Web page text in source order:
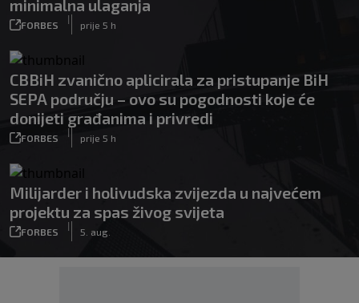
minimalna ulaganja
FORBES
|
prije 5 h
CBBiH zvanično aplicirala za pristupanje BiH
SEPA području – ovo su pogodnosti koje će
donijeti građanima i privredi
FORBES
|
prije 5 h
Milijarder i holivudska zvijezda u najvećem
projektu za spas živog svijeta
FORBES
|
5. aug.